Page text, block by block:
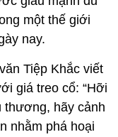
một thế giới
nay.
Tiệp Khắc viết
giá treo cổ: “Hỡi
thương, hãy cảnh
nhằm phá hoại